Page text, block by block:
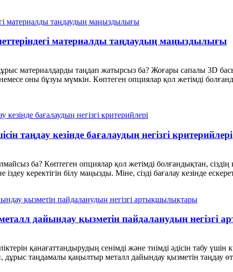
материалды таңдаудың маңыздылығы
материалдарды таңдап жатырсыз ба? Жоғары сапалы 3D
оны бұзуы мүмкін. Көптеген опциялар қол жетімді
таңдау кезінде бағалаудың негізгі критерийлері
ба? Көптеген опциялар қол жетімді болғандықтан, сіздің
керектігін білу маңызды. Міне, сізді бағалау кезінде
дайындау қызметін пайдаланудың негізгі
қанағаттандырудың сенімді және тиімді әдісін табу
дұрыс таңдамалы қаңылтыр металл дайындау қызметін таңдау